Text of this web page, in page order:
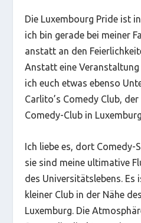
Die Luxembourg Pride ist
ich bin gerade bei meiner
anstatt an den
Anstatt eine
ich euch etwas ebenso
Carlito’s Comedy Club,
Comedy-Club in
Ich liebe es, dort Comedy-
sie sind meine ultimative
des Universitätslebens. Es
kleiner Club in der Nähe
Luxemburg. Die